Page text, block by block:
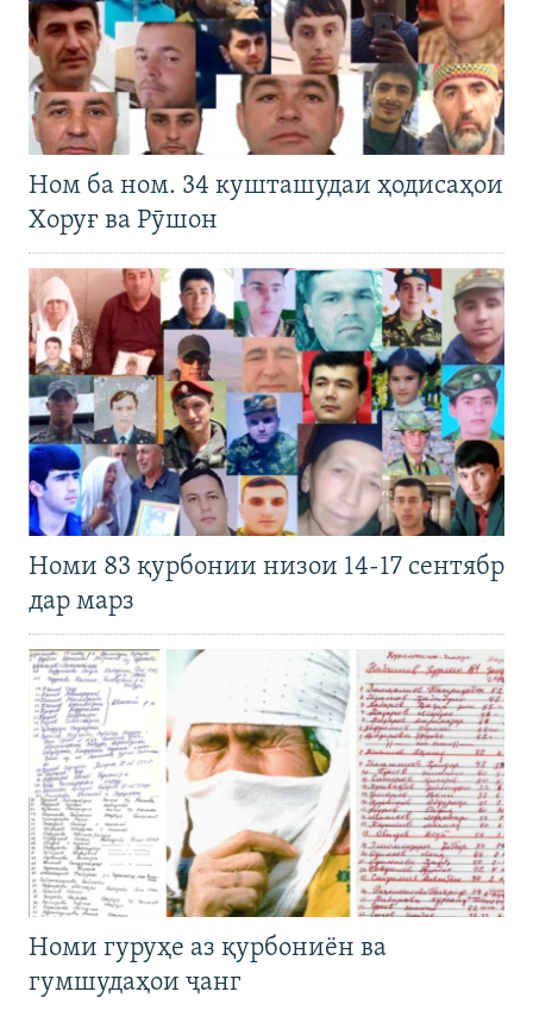
Ном ба ном. 34 кушташудаи ҳодисаҳои
Хоруғ ва Рӯшон
Номи 83 қурбонии низои 14-17 сентябр
дар марз
Номи гуруҳе аз қурбониён ва
гумшудаҳои ҷанг